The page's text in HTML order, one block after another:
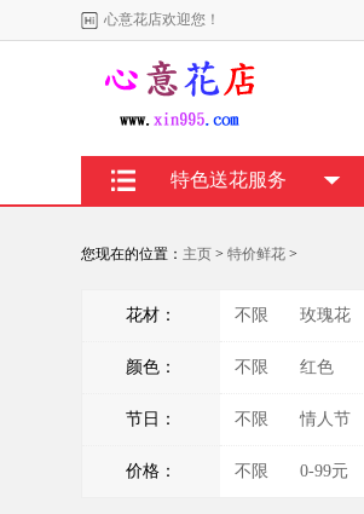
心意花店欢迎您！
特色送花服务
您现在的位置： 主页 > 特价鲜花 >
花材： 不限 玫瑰花
颜色： 不限 红色
节日： 不限 情人节
价格： 不限 0-99元